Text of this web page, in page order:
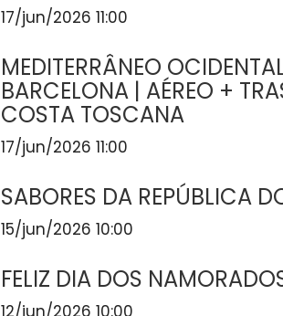
17/jun/2026 11:00
MEDITERRÂNEO
BARCELONA | AÉREO +
COSTA TOSCANA
17/jun/2026 11:00
SABORES DA REPÚBLICA
15/jun/2026 10:00
FELIZ DIA DOS
12/jun/2026 10:00